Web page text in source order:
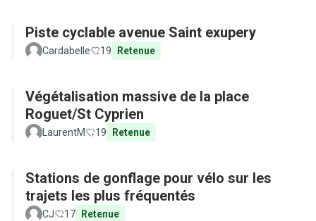
Piste cyclable avenue Saint exupery
Cardabelle 19 Retenue
Végétalisation massive de la place
Roguet/St Cyprien
LaurentM 19 Retenue
Stations de gonflage pour vélo sur les
trajets les plus fréquentés
CJ 17 Retenue